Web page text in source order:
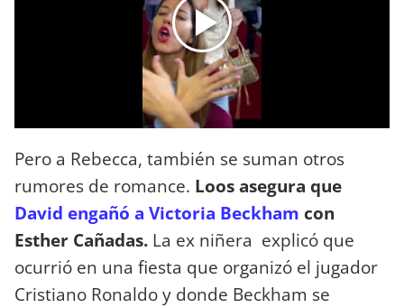
Pero a Rebecca, también se suman otros
rumores de romance. Loos asegura que
David engañó a Victoria Beckham con
Esther Cañadas. La ex niñera explicó que
ocurrió en una fiesta que organizó el jugador
Cristiano Ronaldo y donde Beckham se